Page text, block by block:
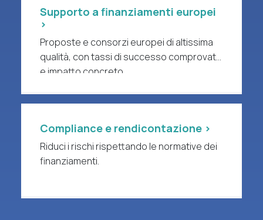
Supporto a finanziamenti europei
>
Proposte e consorzi europei di altissima
qualità, con tassi di successo comprovati
e impatto concreto.
Compliance e rendicontazione >
Riduci i rischi rispettando le normative dei
finanziamenti.